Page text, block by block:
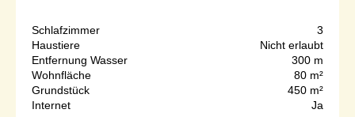
Schlafzimmer
3
Haustiere
Nicht erlaubt
Entfernung Wasser
300 m
Wohnfläche
80 m²
Grundstück
450 m²
Internet
Ja